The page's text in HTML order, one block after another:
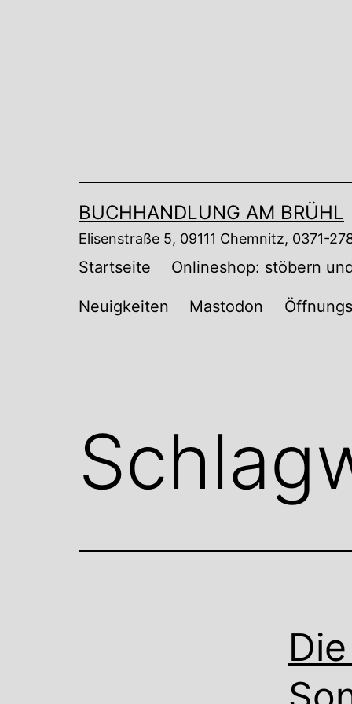
BUCHHANDLUNG AM BRÜHL
Elisenstraße 5, 09111 Chemnitz, 0371-
Startseite Onlineshop: stöbern
Neuigkeiten Mastodon